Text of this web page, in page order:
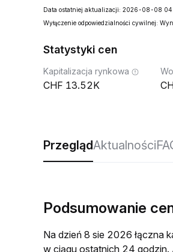
Data ostatniej aktualizacji: 2026-08-08
Wyłączenie odpowiedzialności cywilnej:
Statystyki cen
Kapitalizacja rynkowa
13.52K
PrzeglądAktualności
Podsumowanie
Na dzień 8 sie 2026 łączna
w ciągu ostatnich 24